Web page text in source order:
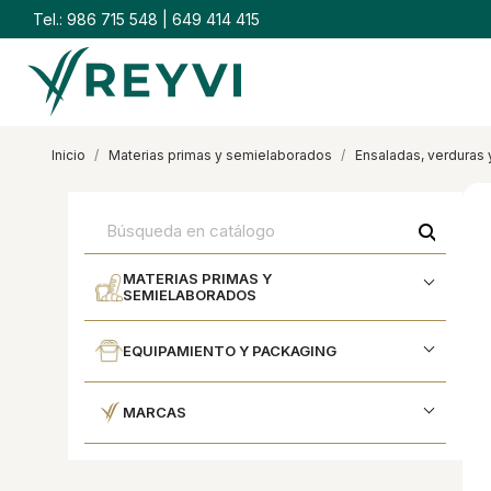
Tel.: 986 715 548 649 414 415
inicio materias primas y semielaborados ensaladas, verduras
search
MATERIAS PRIMAS Y
SEMIELABORADOS
EQUIPAMIENTO Y PACKAGING
MARCAS